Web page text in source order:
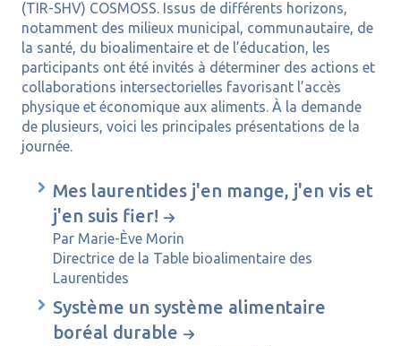
(TIR-SHV) COSMOSS. Issus de différents horizons,
notamment des milieux municipal, communautaire, de
la santé, du bioalimentaire et de l’éducation, les
participants ont été invités à déterminer des actions et
collaborations intersectorielles favorisant l’accès
physique et économique aux aliments. À la demande
de plusieurs, voici les principales présentations de la
journée.
Mes laurentides j'en mange, j'en vis et
j'en suis fier!
Par Marie-Ève Morin
Directrice de la Table bioalimentaire des
Laurentides
Système un système alimentaire
boréal durable